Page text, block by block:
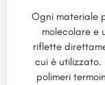
Ogni materiale
molecolare e
riflette
cui è
polimeri